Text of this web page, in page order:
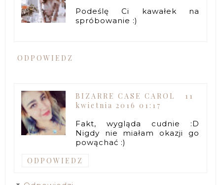
Podeślę Ci kawałek na
spróbowanie :)
ODPOWIEDZ
BIZARRE CASE CAROL
11
kwietnia 2016 01:17
Fakt, wygląda cudnie :D
Nigdy nie miałam okazji go
powąchać :)
ODPOWIEDZ